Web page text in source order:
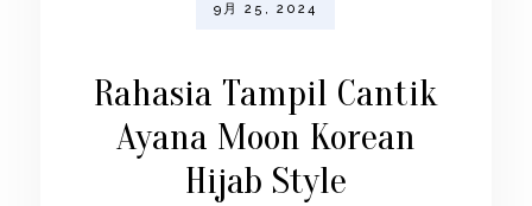
9月 25, 2024
Rahasia Tampil Cantik
Ayana Moon Korean
Hijab Style